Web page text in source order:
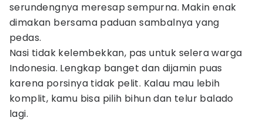
serundengnya meresap sempurna. Makin enak
dimakan bersama paduan sambalnya yang
pedas.
Nasi tidak kelembekkan, pas untuk selera warga
Indonesia. Lengkap banget dan dijamin puas
karena porsinya tidak pelit. Kalau mau lebih
komplit, kamu bisa pilih bihun dan telur balado
lagi.